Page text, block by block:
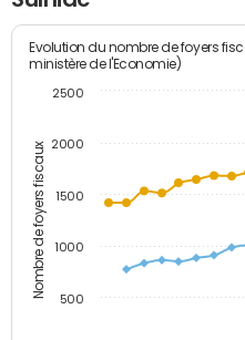
Nombre de foyers fiscaux
Evolution du nombre de foyers
ministère de l'Economie)
500
1000
1500
2000
2500